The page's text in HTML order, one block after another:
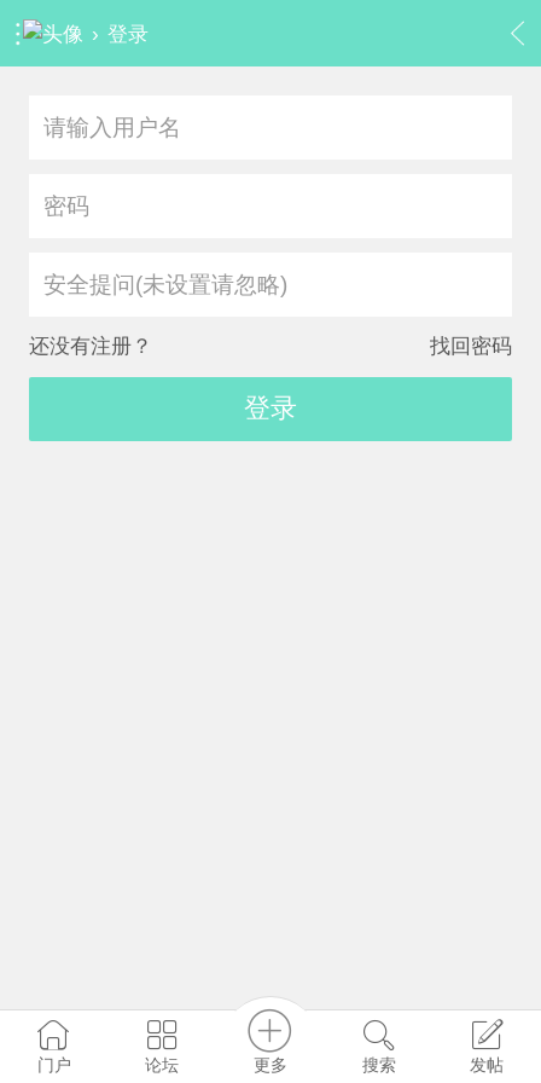
› 登录
安全提问(未设置请忽略)
还没有注册？ 找回密码
登录
门户 论坛 更多 搜索 发帖